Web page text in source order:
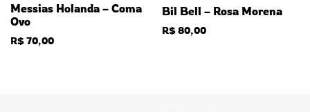
Messias Holanda – Coma
Ovo
R$70,00
Bil Bell – Rosa Morena
R$80,00